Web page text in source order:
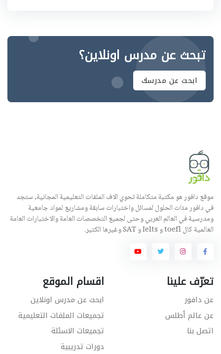
تبحث عن مدرس اونلاين؟
ابحث عن مدرسك
موقع دافور هو مكتبة متكاملة تحوي الاف الملفات التعليمية المجانية, ستجد
في دافور مئات الحلول لمسائل واختبارات سابقة ومشاريع لمواد جامعية
ومدرسية في العالم العربي وحتى لجميع التخصصات العامة والاختبارات العامة
العالمية كال toefl و Ielts و SAT وغيرها الكثير.
تعرّف علينا
عن دافور
عن عالم أطلس
اتصل بنا
اقسام الموقع
ابحث عن مدرس اونلاين
تجميعات الملفات التعليمية
تجميعات الاسئلة
دورات تدريبية